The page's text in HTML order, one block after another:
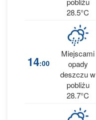
28.5°C
14:00
Miejscami
opady
deszczu w
pobliżu
28.7°C